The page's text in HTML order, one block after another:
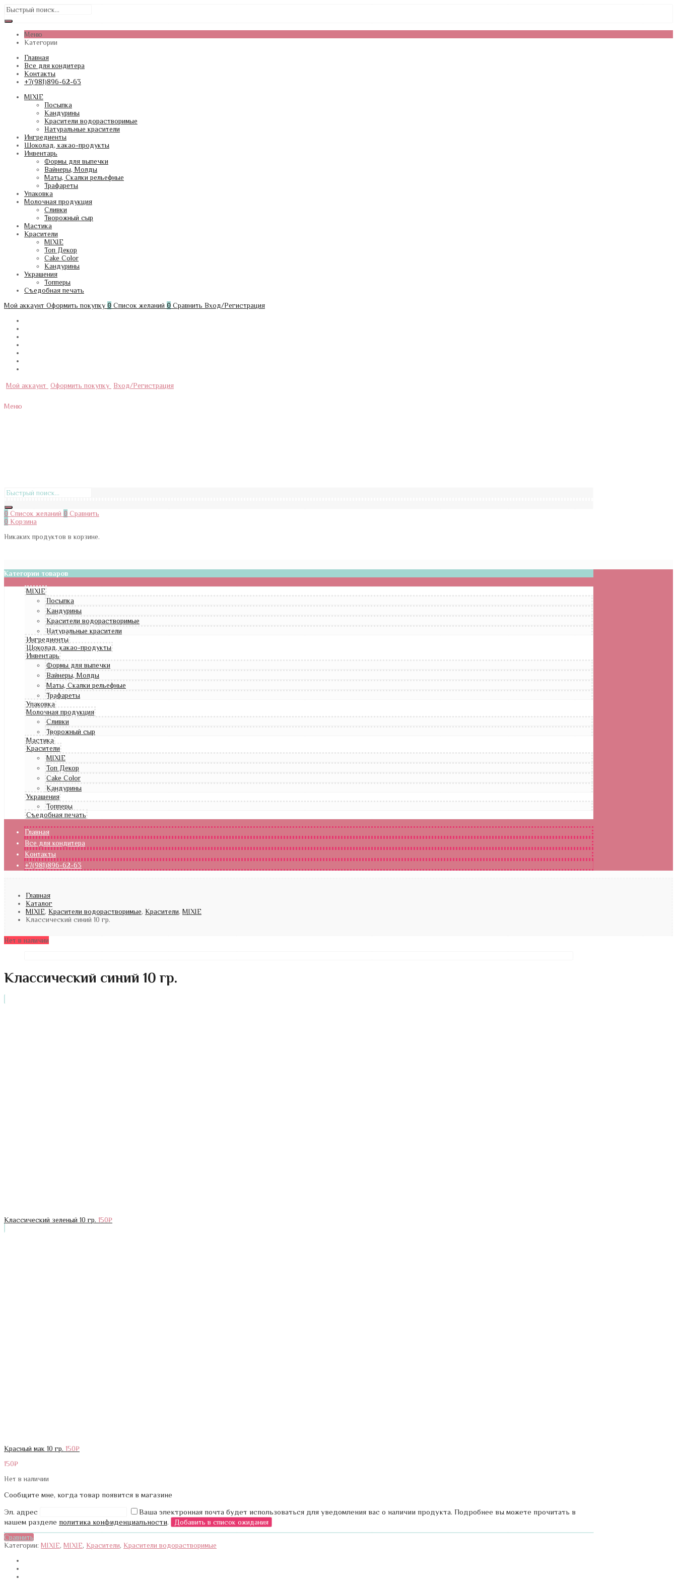
Меню
Категории
Главная
Все для кондитера
Контакты
+7(981)896-62-63
MIXIE
Посыпка
Кандурины
Красители водорастворимые
Натуральные красители
Ингредиенты
Шоколад, какао-продукты
Инвентарь
Формы для выпечки
Вайнеры, Молды
Маты, Скалки рельефные
Трафареты
Упаковка
Молочная продукция
Сливки
Творожный сыр
Мастика
Красители
MIXIE
Топ Декор
Cake Color
Кандурины
Украшения
Топперы
Съедобная печать
Мой аккаунт Оформить покупку 0 Список желаний 0 Сравнить Вход/Регистрация
Мой аккаунт Оформить покупку Вход/Регистрация
Меню
0 Список желаний 0 Сравнить
0 Корзина
Никаких продуктов в корзине.
Категории товаров
MIXIE
Посыпка
Кандурины
Красители водорастворимые
Натуральные красители
Ингредиенты
Шоколад, какао-продукты
Инвентарь
Формы для выпечки
Вайнеры, Молды
Маты, Скалки рельефные
Трафареты
Упаковка
Молочная продукция
Сливки
Творожный сыр
Мастика
Красители
MIXIE
Топ Декор
Cake Color
Кандурины
Украшения
Топперы
Съедобная печать
Главная
Все для кондитера
Контакты
+7(981)896-62-63
Главная
Каталог
MIXIE, Красители водорастворимые, Красители, MIXIE
Классический синий 10 гр.
Нет в наличии
Классический синий 10 гр.
Классический зеленый 10 гр. 150₽
Красный мак 10 гр. 150₽
150₽
Нет в наличии
Сообщите мне, когда товар появится в магазине
Эл. адрес
Ваша электронная почта будет использоваться для уведомления вас о наличии продукта. Подробнее вы можете прочитать в
нашем разделе политика конфиденциальности.
Сравнить
Категории: MIXIE, MIXIE, Красители, Красители водорастворимые